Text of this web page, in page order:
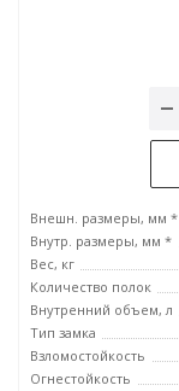
Внешн. размеры, мм *
Внутр. размеры, мм *
Вес, кг
Количество полок
Внутренний объем, л
Тип замка
Взломостойкость
Огнестойкость